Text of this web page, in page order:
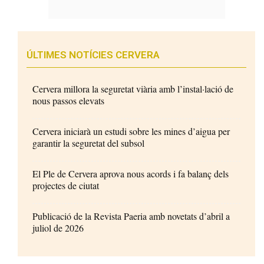
ÚLTIMES NOTÍCIES CERVERA
Cervera millora la seguretat viària amb l’instal·lació de
nous passos elevats
Cervera iniciarà un estudi sobre les mines d’aigua per
garantir la seguretat del subsol
El Ple de Cervera aprova nous acords i fa balanç dels
projectes de ciutat
Publicació de la Revista Paeria amb novetats d’abril a
juliol de 2026